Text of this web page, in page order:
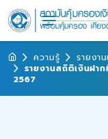
ความรู้
รายงา
รายงานสถิติเงินฝาก
2567